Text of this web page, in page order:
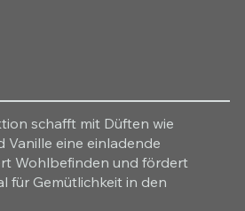
schafft mit Düften wie
Vanille eine einladende
Wohlbefinden und fördert
für Gemütlichkeit in den